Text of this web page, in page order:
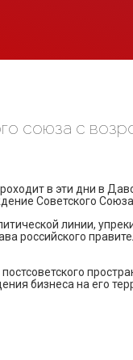
союза с
в эти дни в
Советского
линии,
российского
бизнеса на его